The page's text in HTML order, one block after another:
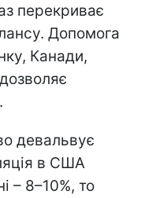
перекриває
Допомога
Канади,
девальвує
в США
– 8–10%, то